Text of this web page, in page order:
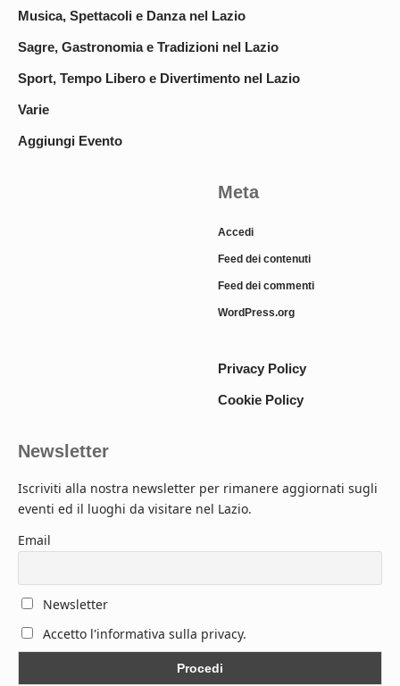
Musica, Spettacoli e Danza nel Lazio
Sagre, Gastronomia e Tradizioni nel Lazio
Sport, Tempo Libero e Divertimento nel Lazio
Varie
Aggiungi Evento
Meta
Accedi
Feed dei contenuti
Feed dei commenti
WordPress.org
Privacy Policy
Cookie Policy
Newsletter
Iscriviti alla nostra newsletter per rimanere aggiornati sugli
eventi ed il luoghi da visitare nel Lazio.
Email
Newsletter
Accetto l'informativa sulla privacy.